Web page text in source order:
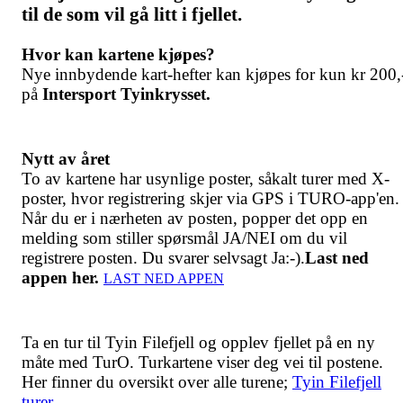
til de som vil gå litt i fjellet.
Hvor kan kartene kjøpes?
Nye innbydende kart-hefter kan kjøpes for kun kr
på Intersport Tyinkrysset.
Nytt av året
To av kartene har usynlige poster, såkalt turer med X-
poster, hvor registrering skjer via GPS i TURO-app'en.
Når du er i nærheten av posten, popper det opp en
melding som stiller spørsmål JA/NEI om du vil
registrere posten. Du svarer selvsagt Ja:-).Last ned
appen her. LAST NED APPEN
Ta en tur til Tyin Filefjell og opplev fjellet på en ny
måte med TurO. Turkartene viser deg vei til postene.
Her finner du oversikt over alle turene; Tyin Filefjell